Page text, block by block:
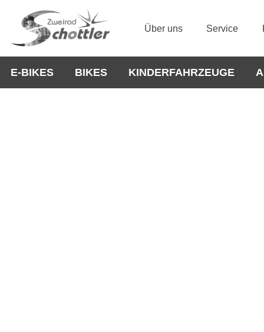
Über uns Service
E-BIKES BIKES KINDERFAHRZEUGE